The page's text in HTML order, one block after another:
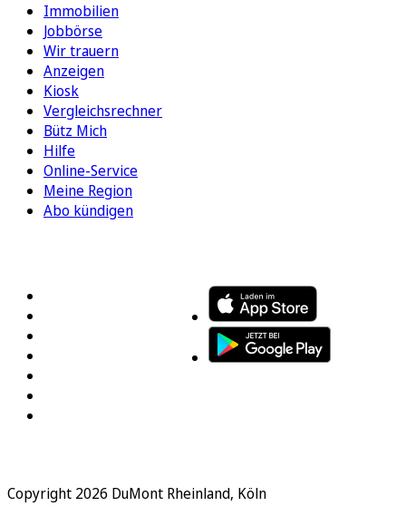
Immobilien
Jobbörse
Wir trauern
Anzeigen
Kiosk
Vergleichsrechner
Bütz Mich
Hilfe
Online-Service
Meine Region
Abo kündigen
Copyright 2026 DuMont Rheinland, Köln